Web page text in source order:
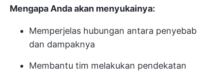
Mengapa Anda akan menyukainya:
Memperjelas hubungan antara penyebab
dan dampaknya
Membantu tim melakukan pendekatan